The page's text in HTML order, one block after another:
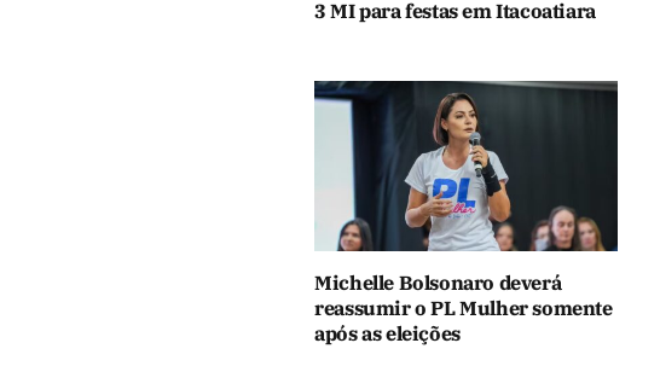
3 MI para festas em Itacoatiara
Michelle Bolsonaro deverá
reassumir o PL Mulher somente
após as eleições